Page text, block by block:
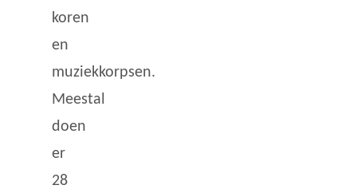
koren
en
muziekkorpsen.
Meestal
doen
er
28